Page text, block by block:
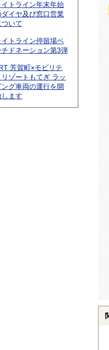
イトライン年末年始
ダイヤ及び窓口営業
ついて
イトライン停留場ベ
チドネーション第3弾
芳賀町×モビリテ
リゾートもてぎ ラッ
ング車両の運行を開
します